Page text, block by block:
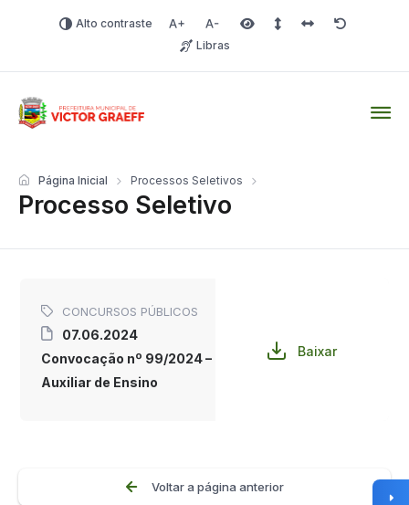
Alto contraste Aumentar fonte
Diminuir fonteÁrea selecionada
Espaçamento de linha
Espaço dos
Redefinir
Libras
Processo Seletivo
Página Inicial Processos Seletivos
CONCURSOS PÚBLICOS
07.06.2024
Convocação nº 99/2024 –
Auxiliar de Ensino
Baixar
Voltar a página anterior